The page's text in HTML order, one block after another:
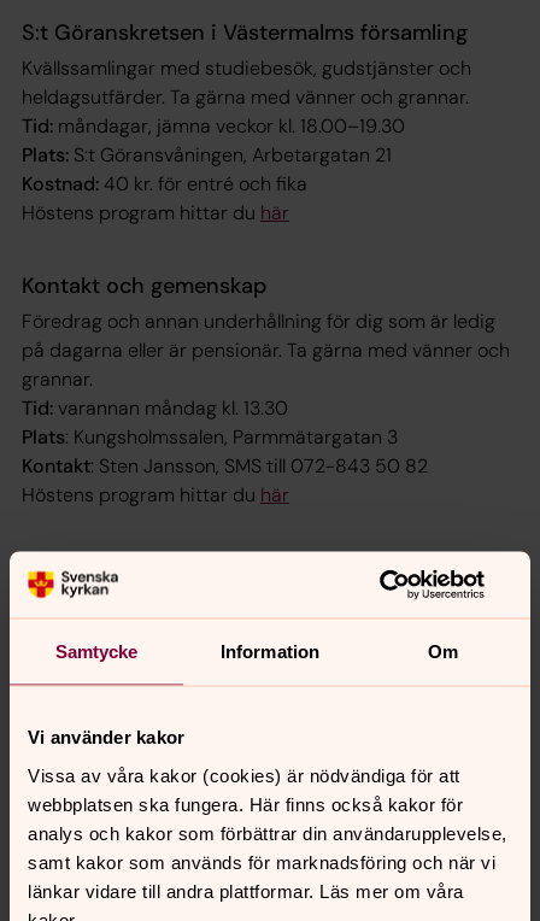
Samtycke Information Om
Vi använder kakor
Vissa av våra kakor (cookies) är nödvändiga för att
webbplatsen ska fungera. Här finns också kakor för
analys och kakor som förbättrar din användarupplevelse,
samt kakor som används för marknadsföring och när vi
länkar vidare till andra plattformar. Läs mer om våra
S:t Göranskretsen i Västermalms församling
Kvällssamlingar med studiebesök, gudstjänster och
heldagsutfärder. Ta gärna med vänner och grannar.
Tid: måndagar, jämna veckor kl. 18.00–19.30
Plats: S:t Göransvåningen, Arbetargatan 21
Kostnad: 40 kr. för entré och fika
Höstens program hittar du här
Kontakt och gemenskap
Föredrag och annan underhållning för dig som är ledig
på dagarna eller är pensionär. Ta gärna med vänner och
grannar.
Tid:varannan måndag kl. 13.30
Plats: Kungsholmssalen, Parmmätargatan 3
Kontakt: Sten Jansson, SMS till 072-843 50 82
Höstens program hittar du här
Tänkvärda tisdagar
Välkommen till våra tänkvärda tisdagar, föreläsningar om
perspektiv.
Tid: tisdagar kl. 18.00 följande datum 22/9, 29/9, 6/10 och
Plats:Kungsholms kyrka
Fri entré
Höstens program hittar duhär
Mötesplats Kungsholmen